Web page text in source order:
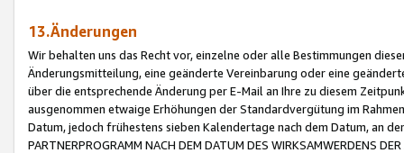
13.Änderungen
Wir behalten uns das Recht vor, einzelne oder alle Bestimmungen
Änderungsmitteilung, eine geänderte Vereinbarung oder eine
über die entsprechende Änderung per E-Mail an Ihre zu diesem
ausgenommen etwaige Erhöhungen der Standardvergütung im
Datum, jedoch frühestens sieben Kalendertage nach dem Datum, an
PARTNERPROGRAMM NACH DEM DATUM DES WIRKSAMWERDENS